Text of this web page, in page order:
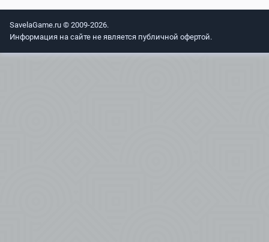
SavelaGame.ru © 2009-2026.
Информация на сайте не является публичной офертой.